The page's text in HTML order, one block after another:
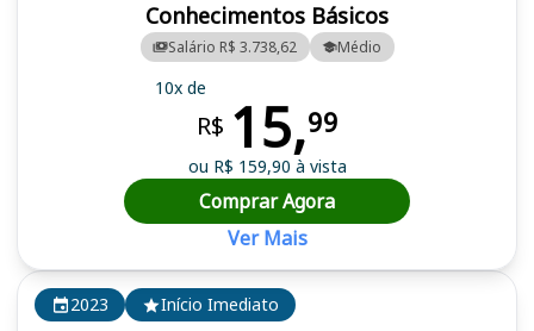
2023 Início Imediato
Conhecimentos Básicos
Salário R$ 3.738,62 Médio
10x de
R$ 15,99
ou R$ 159,90 à vista
Comprar Agora
Ver Mais